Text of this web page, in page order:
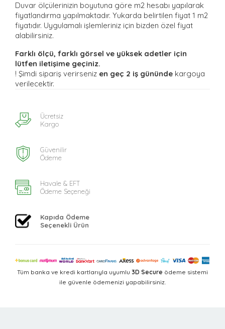
Duvar ölçülerinizin boyutuna göre m2 hesabı yapılarak
fiyatlandırma yapılmaktadır. Yukarda belirtilen fiyat 1 m2
fiyatıdır. Uygulamalı işlemleriniz için bizden özel fiyat
alabilirsiniz.
Farklı ölçü, farklı görsel ve yüksek adetler için
lütfen iletişime geçiniz.
! Şimdi sipariş verirseniz en geç 2 iş gününde kargoya
verilecektir.
Ücretsiz
Kargo
Güvenilir
Ödeme
Havale & EFT
Ödeme Seçeneği
Kapıda Ödeme
Seçenekli Ürün
Tüm banka ve kredi kartlarıyla uyumlu 3D Secure ödeme sistemi
ile güvenle ödemenizi yapabilirsiniz.